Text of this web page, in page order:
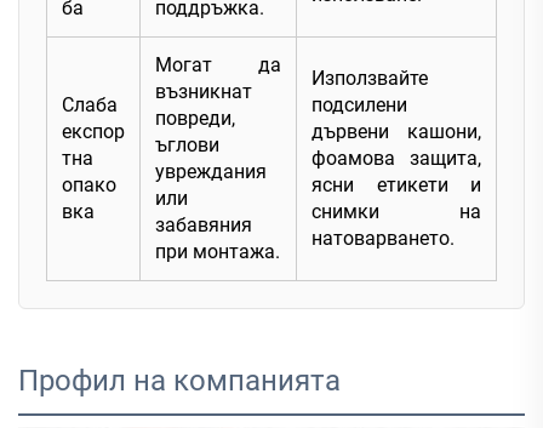
ба
поддръжка.
Слаба
експор
тна
опако
вка
Могат да
възникнат
повреди,
ъглови
увреждания
или
забавяния
при монтажа.
Използвайте
подсилени
дървени кашони,
фоамова защита,
ясни етикети и
снимки на
натоварването.
Профил на компанията